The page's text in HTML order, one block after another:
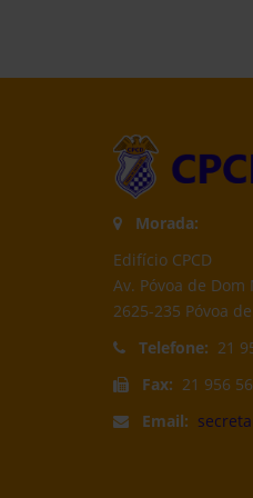
Morada:
Edifício CPCD
Av. Póvoa de
2625-235 Póvoa
Telefone: 21
Fax: 21 956
Email: